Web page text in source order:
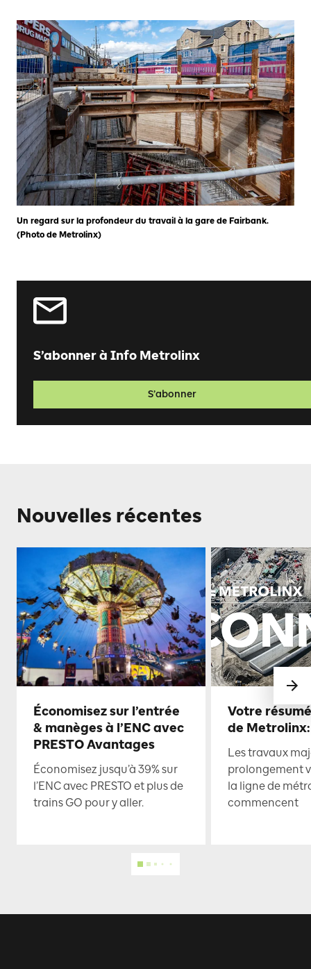
Un regard sur la profondeur du travail à la gare de Fairbank.
(Photo de Metrolinx)
S’abonner à Info Metrolinx
S’abonner
Nouvelles récentes
Économisez sur l’entrée
& manèges à l’ENC avec
PRESTO Avantages
Économisez jusqu’à 39% sur
l’ENC avec PRESTO et plus de
trains GO pour y aller.
Votre
de
Les travaux
prolongement
la ligne de
commencent